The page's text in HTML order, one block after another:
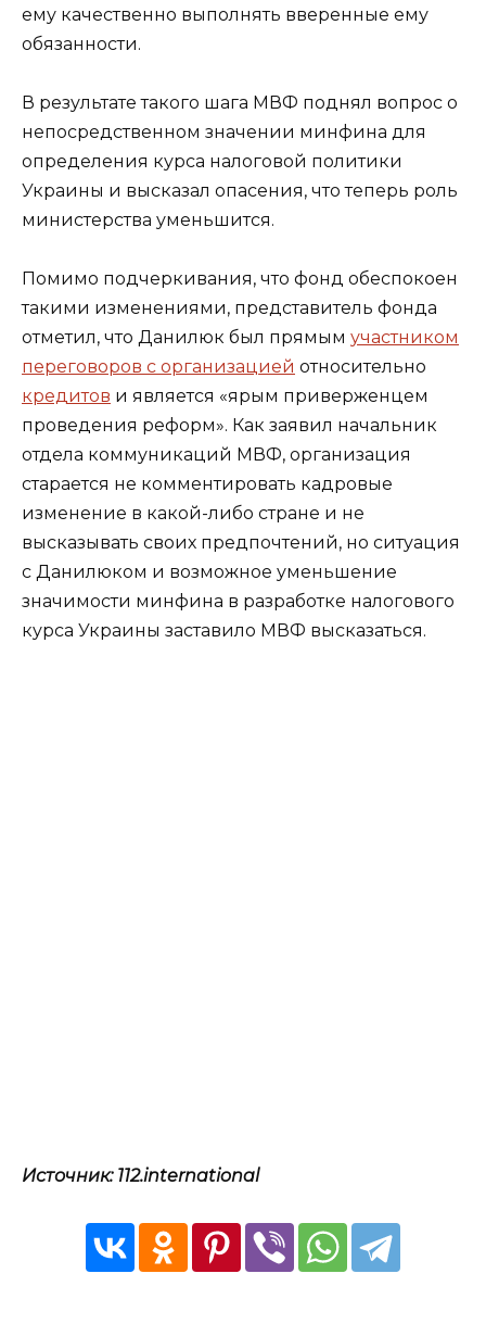
ему качественно выполнять вверенные ему
обязанности.
В результате такого шага МВФ поднял вопрос о
непосредственном значении минфина для
определения курса налоговой политики
Украины и высказал опасения, что теперь роль
министерства уменьшится.
Помимо подчеркивания, что фонд обеспокоен
такими изменениями, представитель фонда
отметил, что Данилюк был прямым участником
переговоров с организацией относительно
кредитов и является «ярым приверженцем
проведения реформ». Как заявил начальник
отдела коммуникаций МВФ, организация
старается не комментировать кадровые
изменение в какой-либо стране и не
высказывать своих предпочтений, но ситуация
с Данилюком и возможное уменьшение
значимости минфина в разработке налогового
курса Украины заставило МВФ высказаться.
Источник: 112.international